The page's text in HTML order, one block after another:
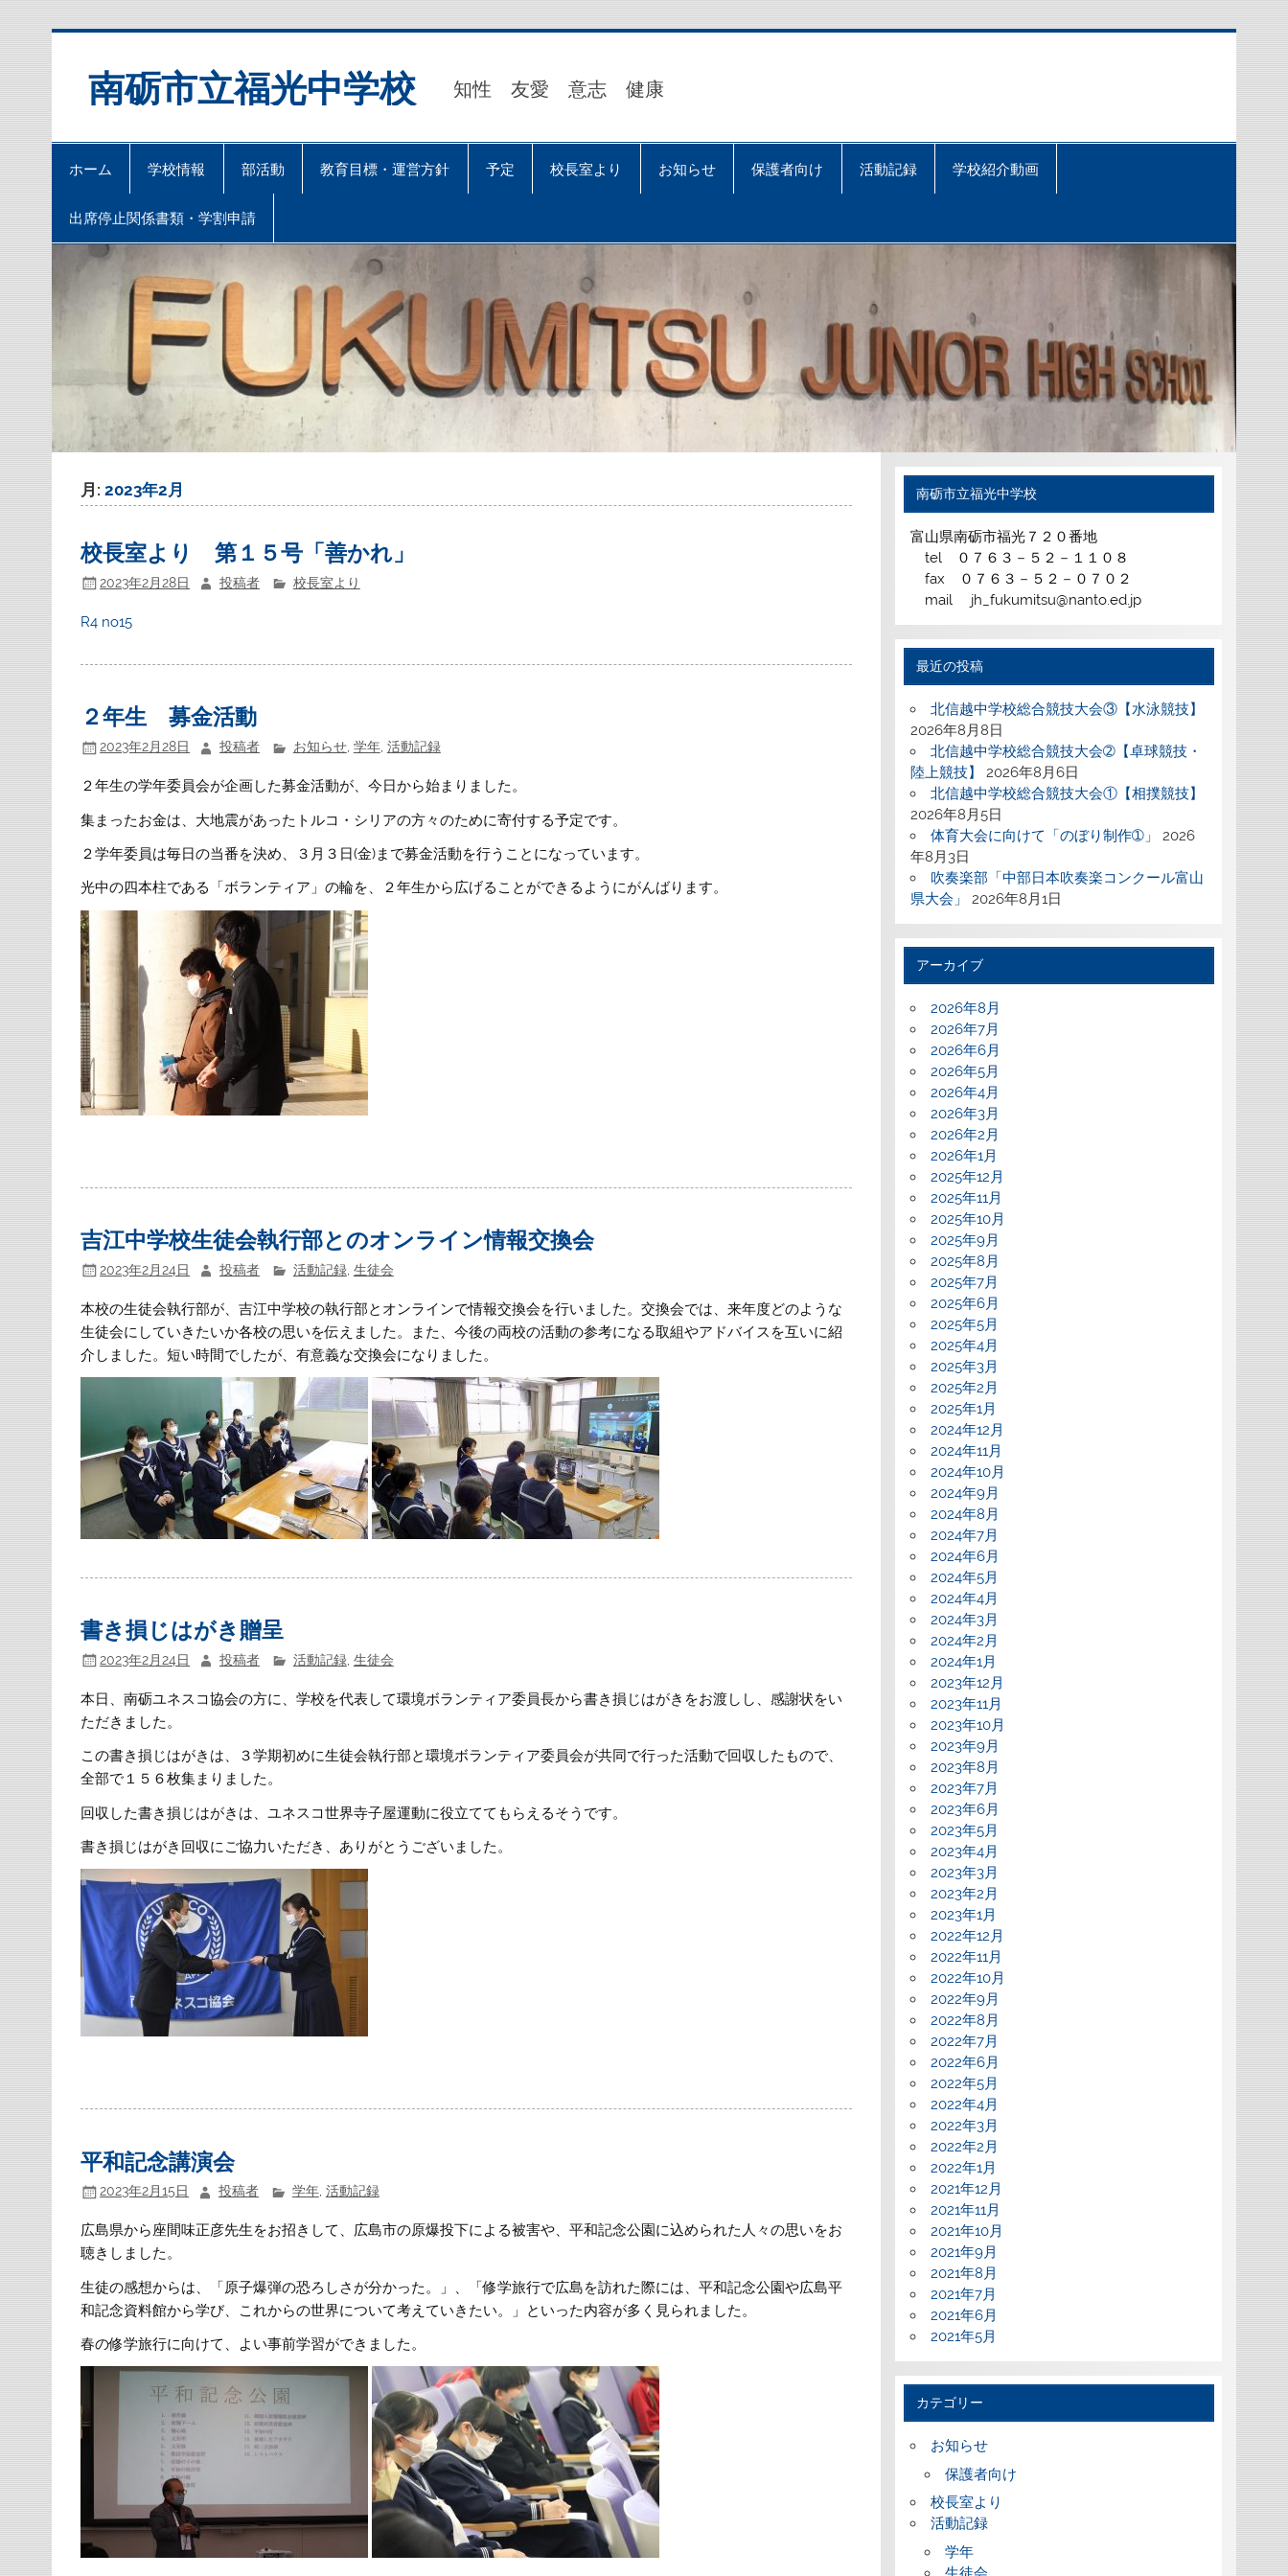
南砺市立福光中学校 知性 友愛 意志 健康
ホーム 学校情報 部活動 教育目標・運営方針 予定 校長室より お知らせ 保護者向け 活動記録 学校紹介動画
出席停止関係書類・学割申請
月:2023年2月
校長室より 第１５号「善かれ」
2023年2月28日 投稿者 校長室より
R4 no15
２年生 募金活動
2023年2月28日 投稿者 お知らせ, 学年, 活動記録
２年生の学年委員会が企画した募金活動が、今日から始まりました。
集まったお金は、大地震があったトルコ・シリアの方々のために寄付する予定です。
２学年委員は毎日の当番を決め、３月３日(金)まで募金活動を行うことになっています。
光中の四本柱である「ボランティア」の輪を、２年生から広げることができるようにがんばります。
吉江中学校生徒会執行部とのオンライン情報交換会
2023年2月24日 投稿者 活動記録, 生徒会
本校の生徒会執行部が、吉江中学校の執行部とオンラインで情報交換会を行いました。交換会では、来年度どのような
生徒会にしていきたいか各校の思いを伝えました。また、今後の両校の活動の参考になる取組やアドバイスを互いに紹
介しました。短い時間でしたが、有意義な交換会になりました。
書き損じはがき贈呈
2023年2月24日 投稿者 活動記録, 生徒会
本日、南砺ユネスコ協会の方に、学校を代表して環境ボランティア委員長から書き損じはがきをお渡しし、感謝状をい
ただきました。
この書き損じはがきは、３学期初めに生徒会執行部と環境ボランティア委員会が共同で行った活動で回収したもので、
全部で１５６枚集まりました。
回収した書き損じはがきは、ユネスコ世界寺子屋運動に役立ててもらえるそうです。
書き損じはがき回収にご協力いただき、ありがとうございました。
平和記念講演会
2023年2月15日 投稿者 学年, 活動記録
広島県から座間味正彦先生をお招きして、広島市の原爆投下による被害や、平和記念公園に込められた人々の思いをお
聴きしました。
生徒の感想からは、「原子爆弾の恐ろしさが分かった。」、「修学旅行で広島を訪れた際には、平和記念公園や広島平
和記念資料館から学び、これからの世界について考えていきたい。」といった内容が多く見られました。
春の修学旅行に向けて、よい事前学習ができました。
南砺市立福光中学校
富山県南砺市福光７２０番地
tel ０７６３－５２－１１０８
fax ０７６３－５２－０７０２
mail jh_fukumitsu@nanto.ed.jp
最近の投稿
北信越中学校総合競技大会③【水泳競技】
2026年8月8日
北信越中学校総合競技大会➁【卓球競技・
陸上競技】
2026年8月6日
北信越中学校総合競技大会①【相撲競技】
2026年8月5日
体育大会に向けて「のぼり制作➀」
2026
年8月3日
吹奏楽部「中部日本吹奏楽コンクール富山
県大会」
2026年8月1日
アーカイブ
2026年8月
2026年7月
2026年6月
2026年5月
2026年4月
2026年3月
2026年2月
2026年1月
2025年12月
2025年11月
2025年10月
2025年9月
2025年8月
2025年7月
2025年6月
2025年5月
2025年4月
2025年3月
2025年2月
2025年1月
2024年12月
2024年11月
2024年10月
2024年9月
2024年8月
2024年7月
2024年6月
2024年5月
2024年4月
2024年3月
2024年2月
2024年1月
2023年12月
2023年11月
2023年10月
2023年9月
2023年8月
2023年7月
2023年6月
2023年5月
2023年4月
2023年3月
2023年2月
2023年1月
2022年12月
2022年11月
2022年10月
2022年9月
2022年8月
2022年7月
2022年6月
2022年5月
2022年4月
2022年3月
2022年2月
2022年1月
2021年12月
2021年11月
2021年10月
2021年9月
2021年8月
2021年7月
2021年6月
2021年5月
カテゴリー
お知らせ
保護者向け
校長室より
活動記録
学年